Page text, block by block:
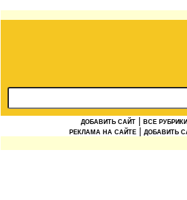
ДОБАВИТЬ САЙТ ВСЕ РУБРИКИ
РЕКЛАМА НА САЙТЕ
ДОБАВИТЬ